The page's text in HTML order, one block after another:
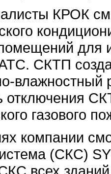
КРОК
для
СКТП
отключения
газового
компании
(СКС)